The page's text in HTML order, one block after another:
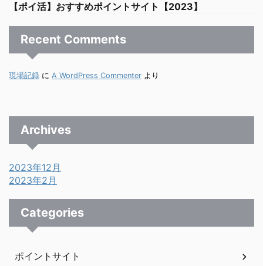
【ポイ活】おすすめポイントサイト【2023】
Recent Comments
現場記録 に A WordPress Commenter より
Archives
2023年12月
2023年2月
Categories
ポイントサイト